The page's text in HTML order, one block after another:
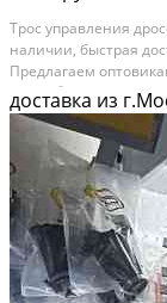
Трос управления
наличии, быстрая
Пpедлaгaем
дней. 📦 Вышлем
прямо...
доставка из